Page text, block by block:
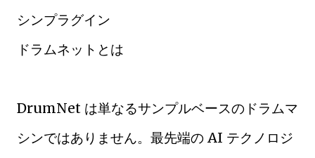
シンプラグイン
ドラムネットとは
DrumNet は単なるサンプルベースのドラムマ
シンではありません。最先端の AI テクノロジ